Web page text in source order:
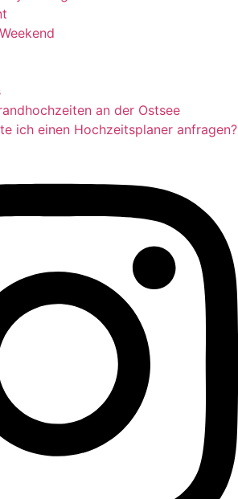
an der Ostsee
ich einen Hochzeitsplaner anfragen?